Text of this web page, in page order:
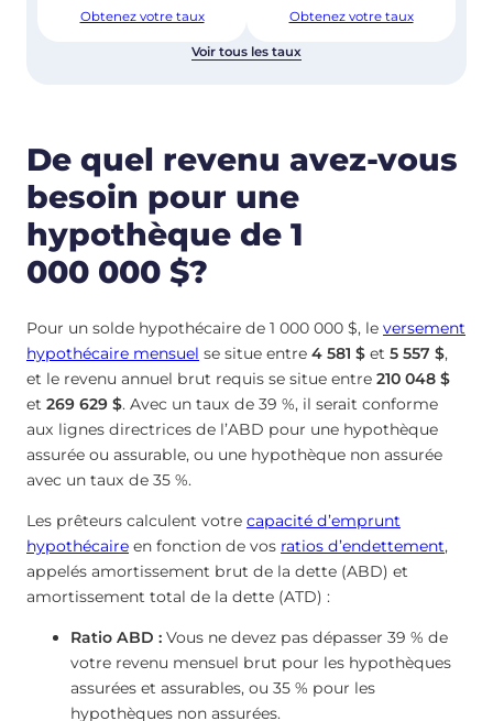
Obtenez votre taux Obtenez votre taux
Voir tous les taux
De quel revenu avez-vous
besoin pour une
hypothèque de 1
000 000 $?
Pour un solde hypothécaire de 1 000 000 $, le versement
hypothécaire mensuel se situe entre 4 581 $ et 5 557 $,
et le revenu annuel brut requis se situe entre 210 048 $
et 269 629 $. Avec un taux de 39 %, il serait conforme
aux lignes directrices de l’ABD pour une hypothèque
assurée ou assurable, ou une hypothèque non assurée
avec un taux de 35 %.
Les prêteurs calculent votre capacité d’emprunt
hypothécaire en fonction de vos ratios d’endettement,
appelés amortissement brut de la dette (ABD) et
amortissement total de la dette (ATD) :
Ratio ABD : Vous ne devez pas dépasser 39 % de
votre revenu mensuel brut pour les hypothèques
assurées et assurables, ou 35 % pour les
hypothèques non assurées.